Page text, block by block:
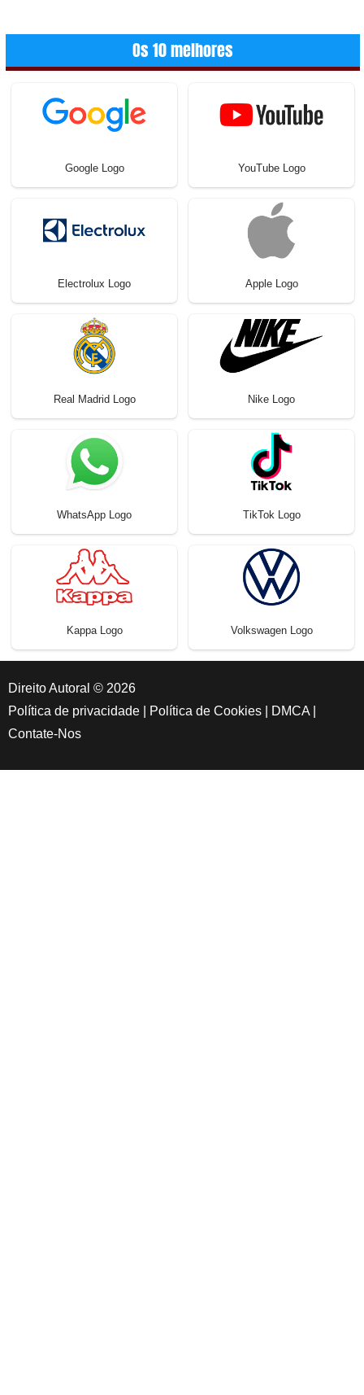
Os 10 melhores
Google Logo YouTube Logo
Electrolux Logo Apple Logo
Real Madrid Logo Nike Logo
WhatsApp Logo TikTok Logo
Kappa Logo Volkswagen Logo
Direito Autoral © 2026
Política de privacidade
Política de Cookies DMCA
Contate-Nos